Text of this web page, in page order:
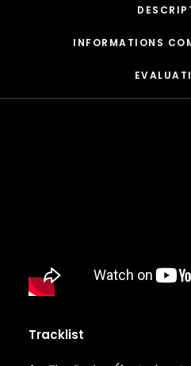
CORMEGA
CYPRESS HILL
DA YOUNGSTA’S
DEAD PREZ
DE LA SOUL
INFORMATIONS
Tracklist